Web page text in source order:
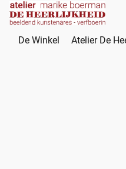
De Winkel Atelier De